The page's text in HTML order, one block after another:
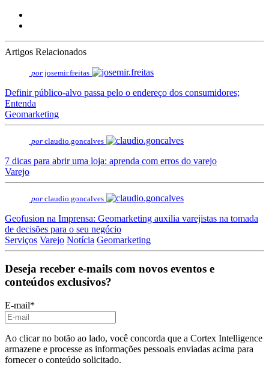
Artigos Relacionados
por josemir.freitas
Definir público-alvo passa pelo o endereço dos consumidores;
Entenda
Geomarketing
por claudio.goncalves
7 dicas para abrir uma loja: aprenda com erros do varejo
Varejo
por claudio.goncalves
Geofusion na Imprensa: Geomarketing auxilia varejistas na tomada
de decisões para o seu negócio
Serviços Varejo Notícia Geomarketing
Deseja receber e-mails com novos eventos e
conteúdos exclusivos?
E-mail*
Ao clicar no botão ao lado, você concorda que a Cortex Intelligence
armazene e processe as informações pessoais enviadas acima para
fornecer o conteúdo solicitado.